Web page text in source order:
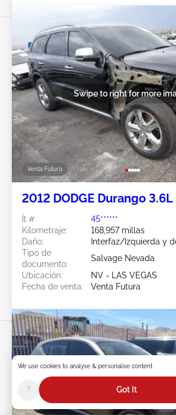
Venta Futura
Swipe to right for more
2012 DODGE Durango 3.6L
Ít #:
45******
Kilometraje:
168,957 millas
Daño:
Interfaz/Izquierda y
Tipo de
documento:
Salvage Nevada
Ubicación:
NV - LAS VEGAS
Fecha de venta:
Venta Futura
We use cookies to analyse & personalise content
? Got It